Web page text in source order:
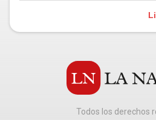
Todos los derechos